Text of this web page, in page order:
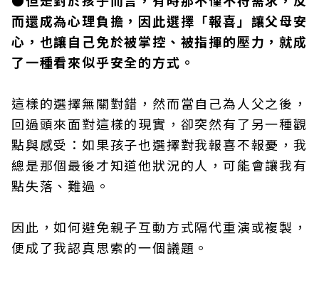
而還成為心理負擔，因此選擇「報喜」讓父母安
心，也讓自己免於被掌控、被指揮的壓力，就成
了一種看來似乎安全的方式。
這樣的選擇無關對錯，然而當自己為人父之後，
回過頭來面對這樣的現實，卻突然有了另一種觀
點與感受：如果孩子也選擇對我報喜不報憂，我
總是那個最後才知道他狀況的人，可能會讓我有
點失落、難過。
因此，如何避免親子互動方式隔代重演或複製，
便成了我認真思索的一個議題。